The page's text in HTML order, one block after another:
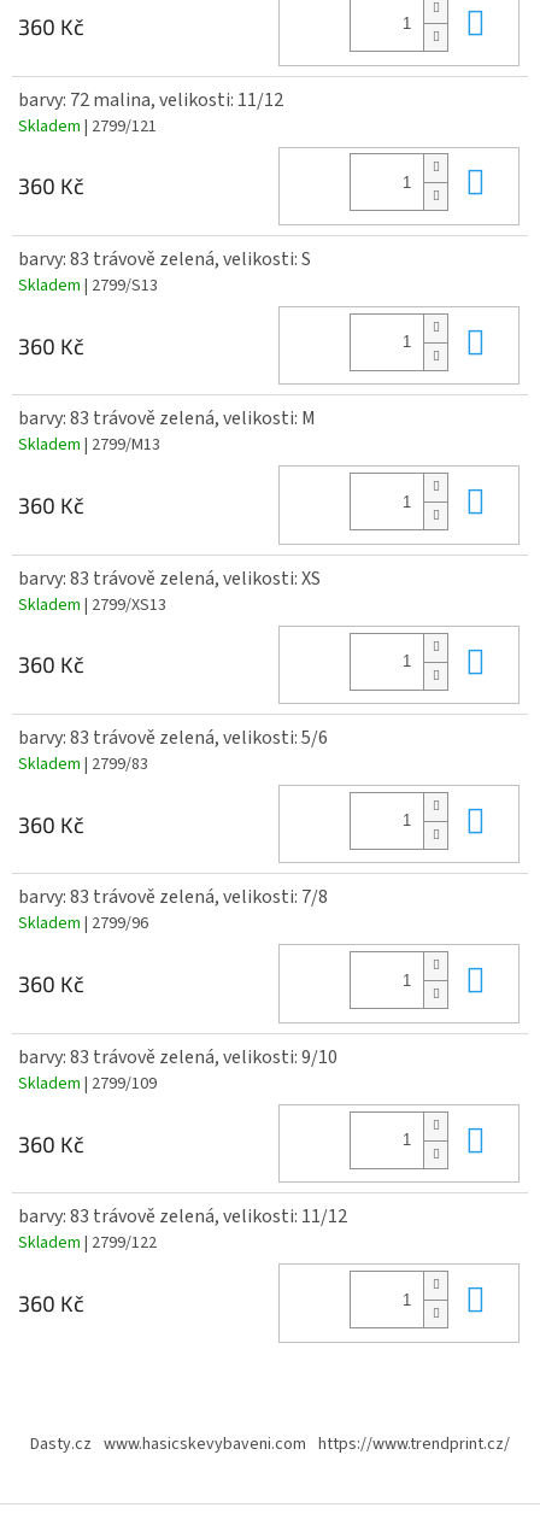
360 Kč
barvy: 72 malina, velikosti: 11/12
Skladem | 2799/121
360 Kč
barvy: 83 trávově zelená, velikosti: S
Skladem | 2799/S13
360 Kč
barvy: 83 trávově zelená, velikosti: M
Skladem | 2799/M13
360 Kč
barvy: 83 trávově zelená, velikosti: XS
Skladem | 2799/XS13
360 Kč
barvy: 83 trávově zelená, velikosti: 5/6
Skladem | 2799/83
360 Kč
barvy: 83 trávově zelená, velikosti: 7/8
Skladem | 2799/96
360 Kč
barvy: 83 trávově zelená, velikosti: 9/10
Skladem | 2799/109
360 Kč
barvy: 83 trávově zelená, velikosti: 11/12
Skladem | 2799/122
360 Kč
Dasty.cz www.hasicskevybaveni.com https://www.trendprint.cz/